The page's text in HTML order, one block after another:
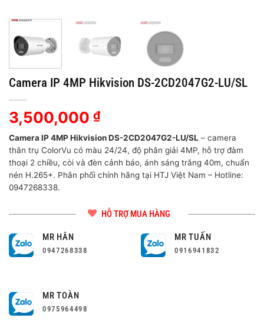
Camera IP 4MP Hikvision DS-2CD2047G2-LU/SL
3,500,000 ₫
Camera IP 4MP Hikvision DS-2CD2047G2-LU/SL – camera
thân trụ ColorVu có màu 24/24, độ phân giải 4MP, hỗ trợ đàm
thoại 2 chiều, còi và đèn cảnh báo, ánh sáng trắng 40m, chuẩn
nén H.265+. Phân phối chính hãng tại HTJ Việt Nam – Hotline:
0947268338.
HỖ TRỢ MUA HÀNG
MR HÂN
0947268338
MR TUẤN
0916941832
MR TOÀN
0975964498